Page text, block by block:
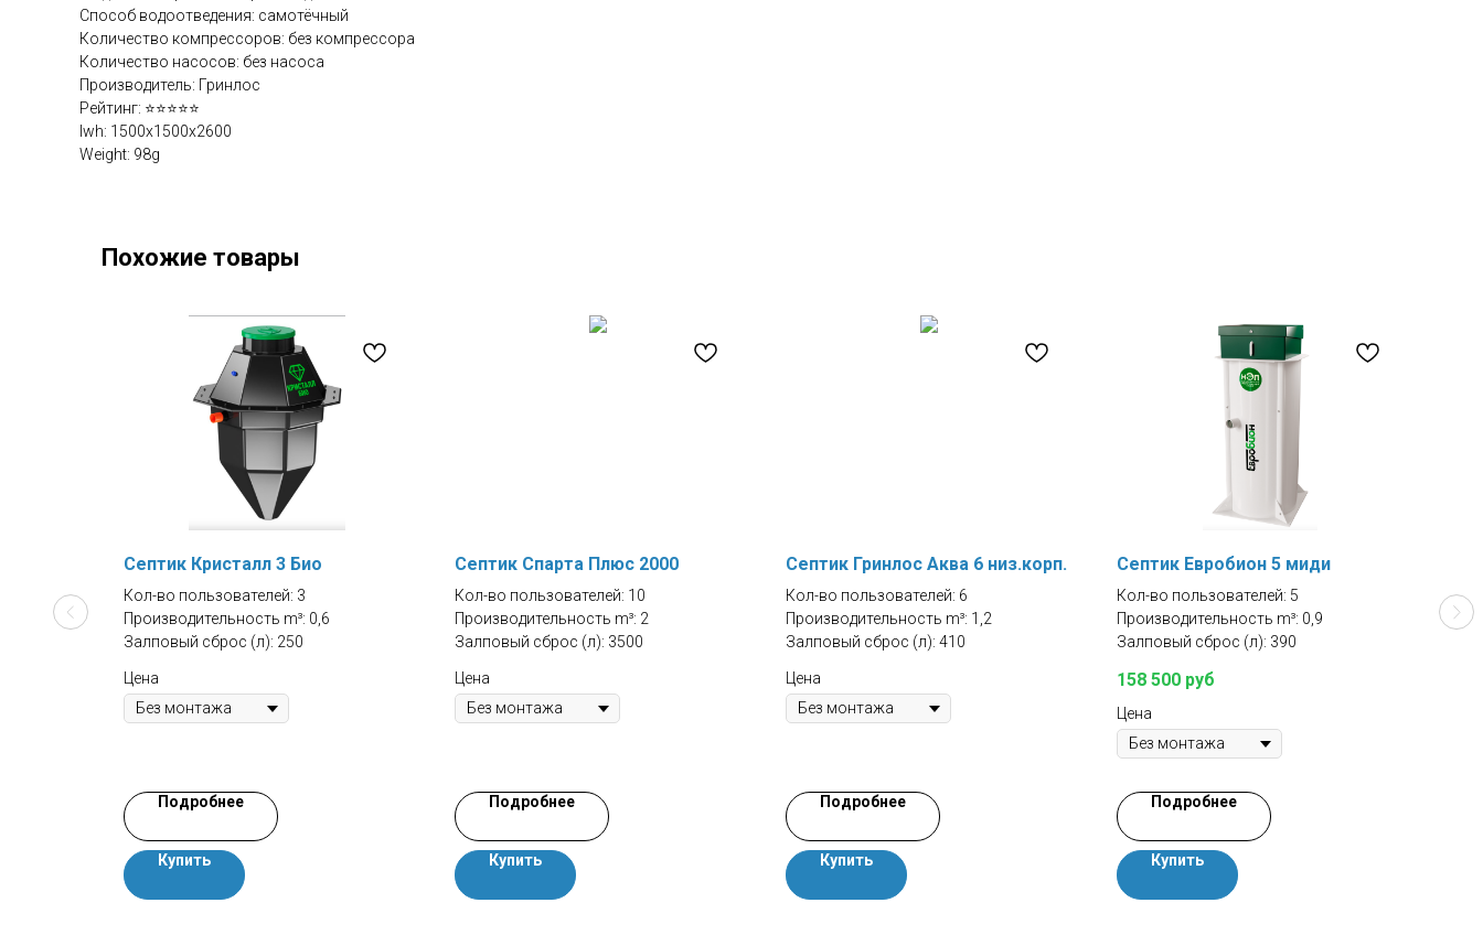
Способ водоотведения: самотёчный
Количество компрессоров: без компрессора
Количество насосов: без насоса
Производитель: Гринлос
Рейтинг: ⭐⭐⭐⭐⭐
lwh: 1500x1500x2600
Weight: 98g
Похожие товары
Септик Кристалл 3 Био
Кол-во пользователей: 3
Производительность m³: 0,6
Залповый сброс (л): 250
Цена
Подробнее
Купить
Септик Спарта Плюс 2000
Кол-во пользователей: 10
Производительность m³: 2
Залповый сброс (л): 3500
Цена
Подробнее
Купить
Септик Гринлос Аква 6 низ.корп.
Кол-во пользователей: 6
Производительность m³: 1,2
Залповый сброс (л): 410
Цена
Подробнее
Купить
Септик Евробион 5 миди
Кол-во пользователей: 5
Производительность m³: 0,9
Залповый сброс (л): 390
158 500 руб
Цена
Подробнее
Купить
Кол-